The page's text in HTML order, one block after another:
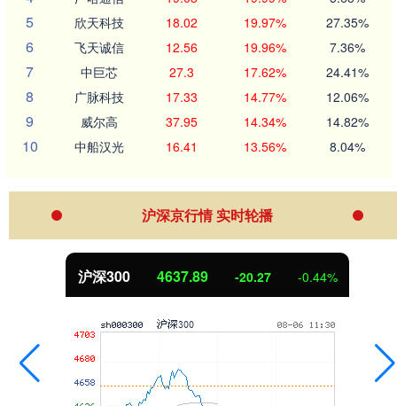
5 欣天科技 18.02 19.97% 27.35%
6 飞天诚信 12.56 19.96% 7.36%
7 中巨芯 27.3 17.62% 24.41%
8 广脉科技 17.33 14.77% 12.06%
9 威尔高 37.95 14.34% 14.82%
10 中船汉光 16.41 13.56% 8.04%
沪深京行情 实时轮播
北证50 1115.17 -4.29 -0.38%